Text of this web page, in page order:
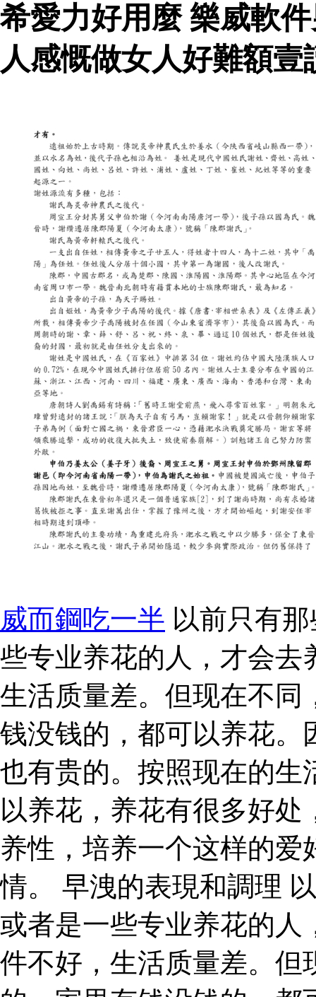
希愛力好用麼 樂威軟
人感慨做女人好難額
威而鋼吃一半 以前只有
些专业养花的人，才会去
生活质量差。但现在不同
钱没钱的，都可以养花。
也有贵的。按照现在的生
以养花，养花有很多好
养性，培养一个这样的
情。 早洩的表現和調理
或者是一些专业养花的人
件不好，生活质量差。但